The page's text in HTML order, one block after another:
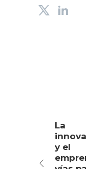
La
y el